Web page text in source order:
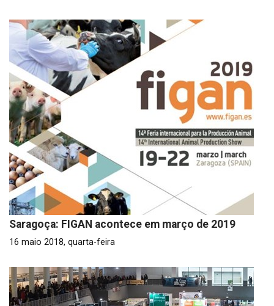
Saragoça: FIGAN acontece em março de 2019
16 maio 2018, quarta-feira